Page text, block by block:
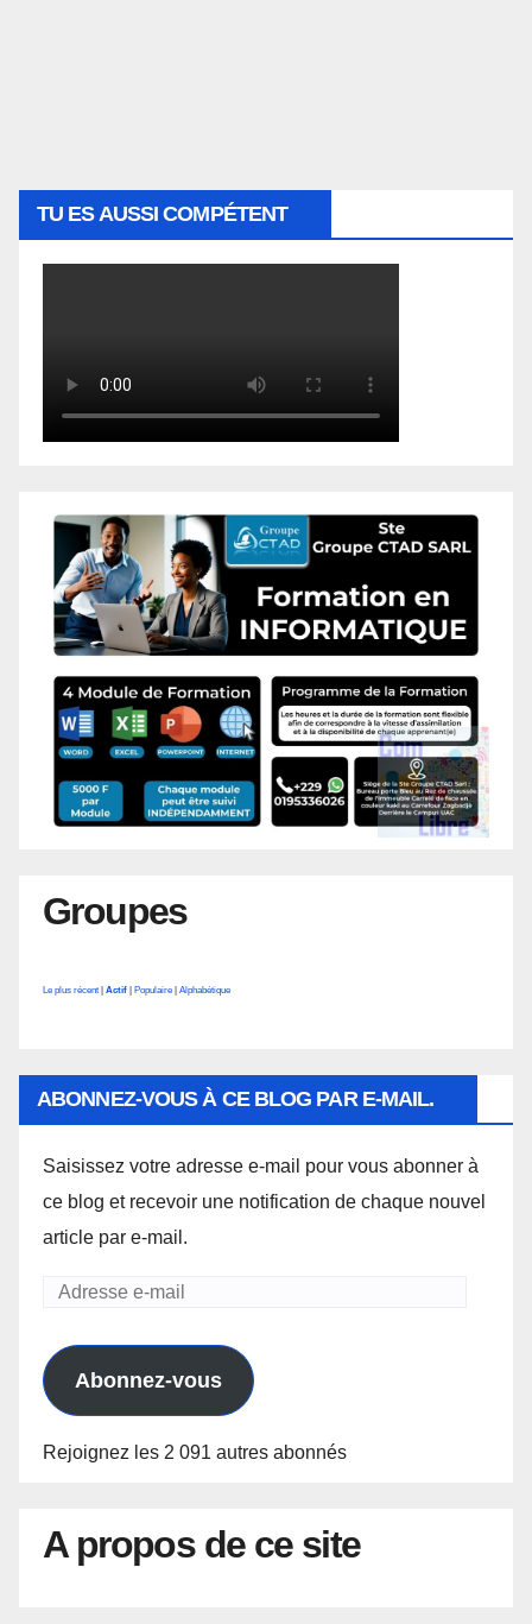
TU ES AUSSI COMPÉTENT
Groupes
Le plus récent | Actif | Populaire | Alphabétique
ABONNEZ-VOUS À CE BLOG PAR E-MAIL.
Saisissez votre adresse e-mail pour vous abonner à
ce blog et recevoir une notification de chaque nouvel
article par e-mail.
Adresse
mail
Abonnez-vous
Rejoignez les 2 091 autres abonnés
A propos de ce site